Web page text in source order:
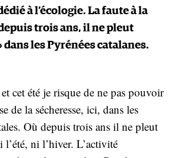
à l’écologie. La faute à la
trois ans, il ne pleut
dans les Pyrénées catalanes.
cet été je risque de ne pas pouvoir
de la sécheresse, ici, dans les
Où depuis trois ans il ne pleut
ni l’hiver. L’activité